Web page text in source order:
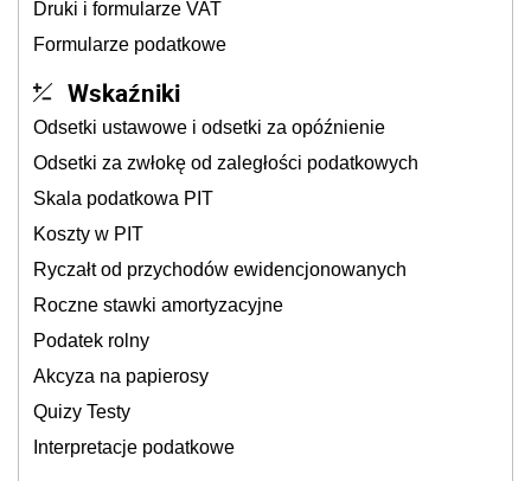
Druki i formularze VAT
Formularze podatkowe
Wskaźniki
Odsetki ustawowe i odsetki za opóźnienie
Odsetki za zwłokę od zaległości podatkowych
Skala podatkowa PIT
Koszty w PIT
Ryczałt od przychodów ewidencjonowanych
Roczne stawki amortyzacyjne
Podatek rolny
Akcyza na papierosy
Quizy Testy
Interpretacje podatkowe